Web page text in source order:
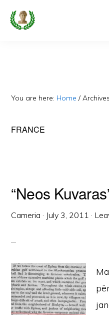
Skip
Faqe
Dedikuar
You are here: Home /
FRANCE
“Neos
Cameria · July 3, 2011 ·